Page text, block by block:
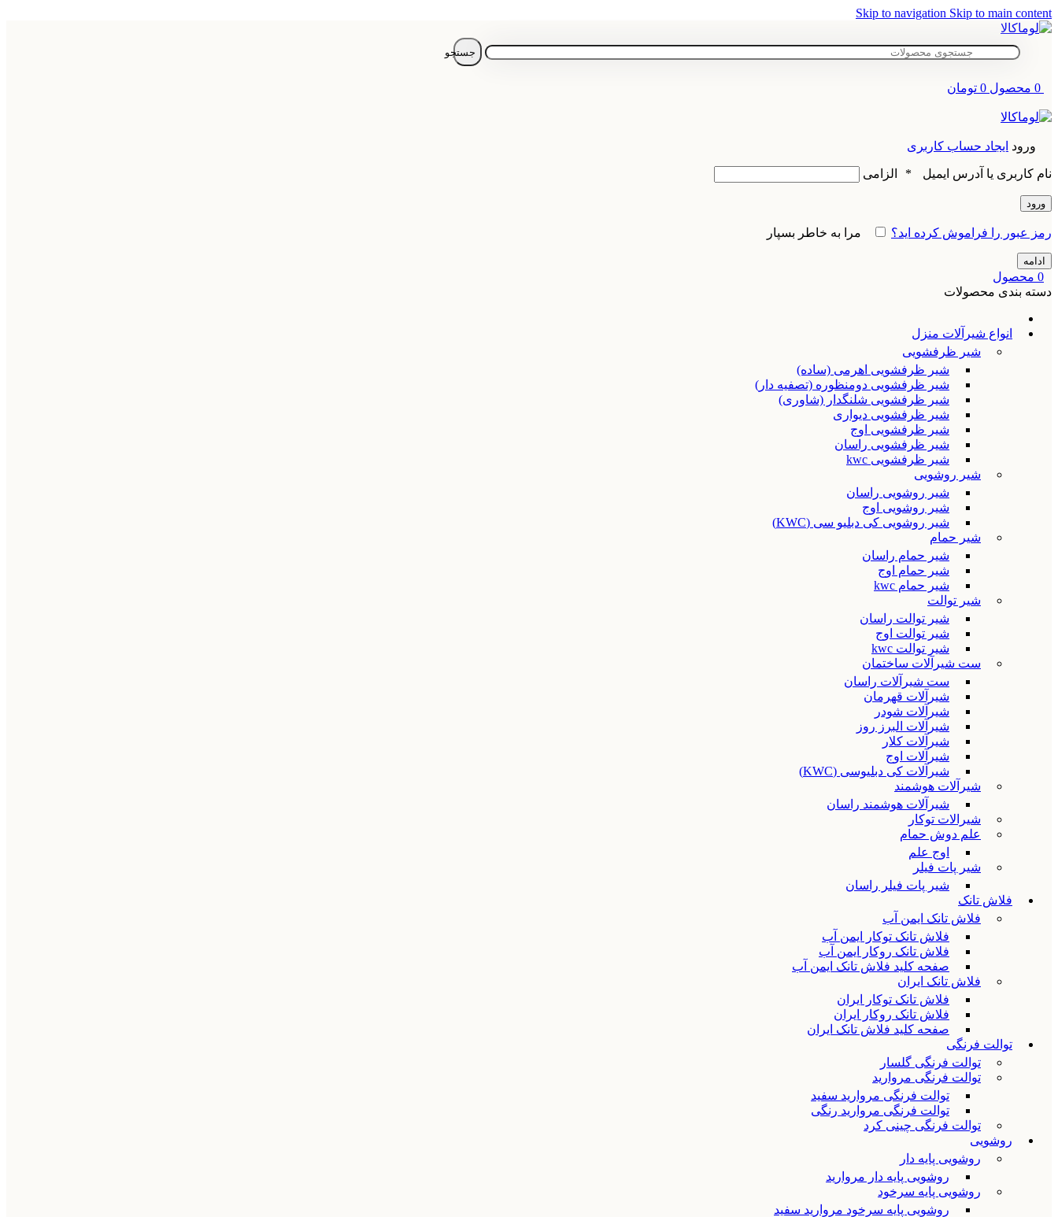
Skip to navigation Skip to main content
جستجو
0 محصول 0 تومان
ورود ایجاد حساب کاربری
نام کاربری یا آدرس ایمیل * الزامی
ورود
رمز عبور را فراموش کرده اید؟ مرا به خاطر بسپار
ادامه
0 محصول
دسته بندی محصولات
انواع شیرآلات منزل
شیر ظرفشویی
شیر ظرفشویی اهرمی (ساده)
شیر ظرفشویی دومنظوره (تصفیه دار)
شیر ظرفشویی شلنگدار (شاوری)
شیر ظرفشویی دیواری
شیر ظرفشویی اوج
شیر ظرفشویی راسان
شیر ظرفشویی kwc
شیر روشویی
شیر روشویی راسان
شیر روشویی اوج
شیر روشویی کی دبلیو سی (KWC)
شیر حمام
شیر حمام راسان
شیر حمام اوج
شیر حمام kwc
شیر توالت
شیر توالت راسان
شیر توالت اوج
شیر توالت kwc
ست شیرآلات ساختمان
ست شیرآلات راسان
شیرآلات قهرمان
شیرآلات شودر
شیرآلات البرز روز
شیرآلات کلار
شیرآلات اوج
شیرآلات کی دبلیوسی (KWC)
شیرآلات هوشمند
شیرآلات هوشمند راسان
شیرالات توکار
علم دوش حمام
اوج علم
شیر پات فیلر
شیر پات فیلر راسان
فلاش تانک
فلاش تانک ایمن آب
فلاش تانک توکار ایمن آب
فلاش تانک روکار ایمن آب
صفحه کلید فلاش تانک ایمن آب
فلاش تانک ایران
فلاش تانک توکار ایران
فلاش تانک روکار ایران
صفحه کلید فلاش تانک ایران
توالت فرنگی
توالت فرنگی گلسار
توالت فرنگی مروارید
توالت فرنگی مروارید سفید
توالت فرنگی مروارید رنگی
توالت فرنگی چینی کرد
روشویی
روشویی پایه دار
روشویی پایه دار مروارید
روشویی پایه سرخود
روشویی پایه سرخود مروارید سفید